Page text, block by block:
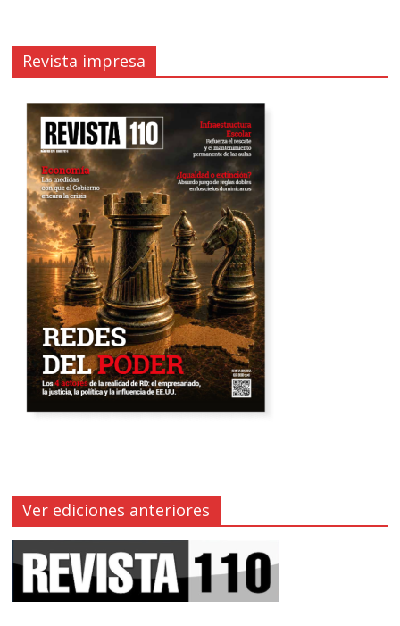
Revista impresa
Ver ediciones anteriores